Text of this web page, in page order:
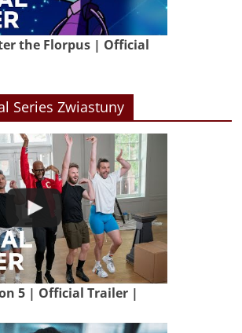
the Florpus | Official
Series Zwiastuny
5 | Official Trailer |